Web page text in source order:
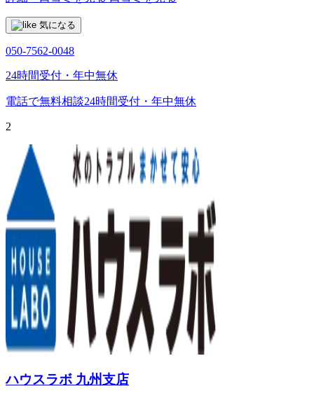
気になる
050-7562-0048
24時間受付・年中無休
電話で無料相談24時間受付・年中無休
2
ハウスラボ 九州支店